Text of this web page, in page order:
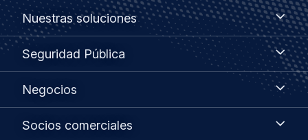
Footer
menu
Nuestras soluciones
Nuestras
soluciones
Seguridad Pública
Seguridad
Negocios
Socios comerciales